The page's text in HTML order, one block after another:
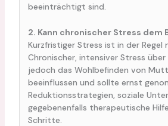
beeinträchtigt sind.
2. Kann chronischer Stress dem
Kurzfristiger Stress ist in der Regel
Chronischer, intensiver Stress über
jedoch das Wohlbefinden von
beeinflussen und sollte ernst
Reduktionsstrategien, soziale
gegebenenfalls therapeutische
Schritte.